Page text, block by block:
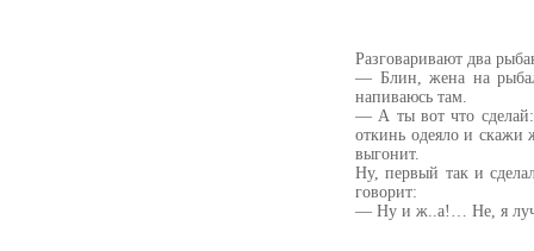
Разговаривают два
— Блин, жена на
напиваюсь там.
— А ты вот что сделай:
откинь одеяло и скажи
выгонит.
Ну, первый так и
говорит:
— Ну и ж..а!… Не, я